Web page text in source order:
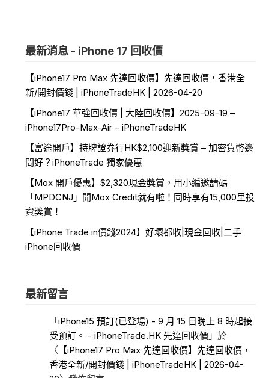
最新消息 - iPhone 17 回收價
【iPhone17 Pro Max 先達回收價】先達回收價，香港全
新/開封價錢 | iPhoneTradeHK | 2026-04-20
【iPhone17 華強回收價 | 大陸回收價】2025-09-19 –
iPhone17Pro-Max-Air – iPhoneTradeHK
【富途開戶】持牌證券行HK$2,100迎新獎賞 – 加密貨幣邊
間好？iPhoneTrade 獨家優惠
【Mox 開戶優惠】$2,320現金獎賞，用小編邀請碼
「MPDCNJ」開Mox Credit就有啦！同時享有15,000里投
資獎賞！
【iPhone Trade in價錢2024】好壞都收|現金回收|二手
iPhone回收價
最新留言
「iPhone15 預訂(已登場) - 9 月 15 日晚上 8 時起接
受預訂。 - iPhoneTrade.HK 先達回收價 」於
〈 【iPhone17 Pro Max 先達回收價】先達回收價，
香港全新/開封價錢 | iPhoneTradeHK | 2026-04-